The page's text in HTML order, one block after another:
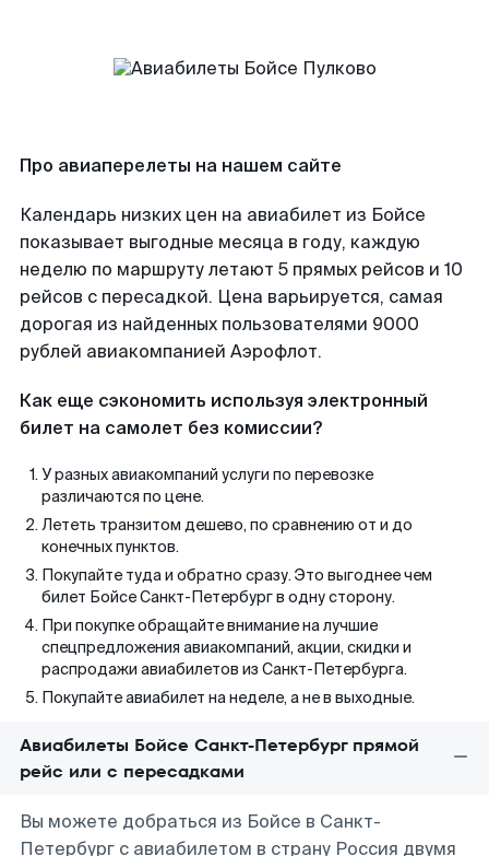
Про авиаперелеты на нашем сайте
Календарь низких цен на авиабилет из Бойсе
показывает выгодные месяца в году, каждую
неделю по маршруту летают 5 прямых рейсов и 10
рейсов с пересадкой. Цена варьируется, самая
дорогая из найденных пользователями 9000
рублей авиакомпанией Аэрофлот.
Как еще сэкономить используя электронный
билет на самолет без комиссии?
У разных авиакомпаний услуги по перевозке
различаются по цене.
Лететь транзитом дешево, по сравнению от и до
конечных пунктов.
Покупайте туда и обратно сразу. Это выгоднее чем
билет Бойсе Санкт-Петербург в одну сторону.
При покупке обращайте внимание на лучшие
спецпредложения авиакомпаний, акции, скидки и
распродажи авиабилетов из Санкт-Петербурга.
Покупайте авиабилет на неделе, а не в выходные.
Авиабилеты Бойсе Санкт-Петербург прямой
рейс или с пересадками
Вы можете добраться из Бойсе в Санкт-
Петербург с авиабилетом в страну Россия двумя